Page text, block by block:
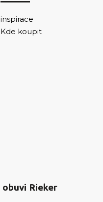
inspirace
Kde koupit
Rieker